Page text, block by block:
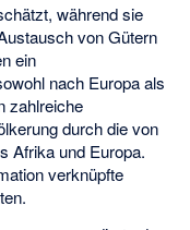
während sie
von Gütern
ein
nach Europa als
zahlreiche
durch die von
Afrika und Europa.
verknüpfte